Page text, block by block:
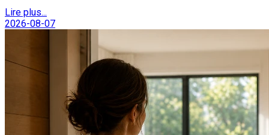
souvent le même : la présenter sous son meilleur jour.
Nettoyage impeccable, décoration soign...